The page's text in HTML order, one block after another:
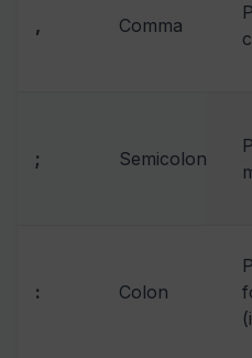
, Comma
; Semicolon
: Colon